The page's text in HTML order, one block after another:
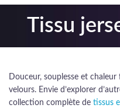
Tissu
Douceur, souplesse et
velours. Envie d’explorer
collection complète de tissus